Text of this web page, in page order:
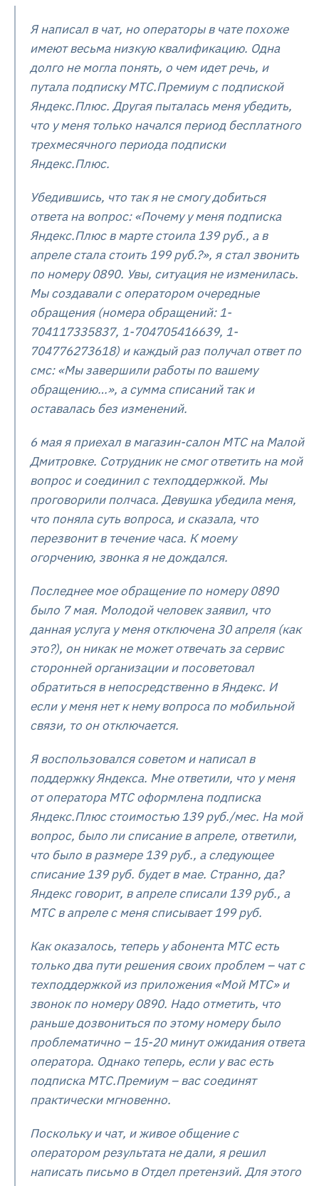
Я написал в чат, но операторы в чате похоже
имеют весьма низкую квалификацию. Одна
долго не могла понять, о чем идет речь, и
путала подписку МТС.Премиум с подпиской
Яндекс.Плюс. Другая пыталась меня убедить,
что у меня только начался период бесплатного
трехмесячного периода подписки
Яндекс.Плюс.
Убедившись, что так я не смогу добиться
ответа на вопрос: «Почему у меня подписка
Яндекс.Плюс в марте стоила 139 руб., а в
апреле стала стоить 199 руб.?», я стал звонить
по номеру 0890. Увы, ситуация не изменилась.
Мы создавали с оператором очередные
обращения (номера обращений: 1-
704117335837, 1-704705416639, 1-
704776273618) и каждый раз получал ответ по
смс: «Мы завершили работы по вашему
обращению…», а сумма списаний так и
оставалась без изменений.
6 мая я приехал в магазин-салон МТС на Малой
Дмитровке. Сотрудник не смог ответить на мой
вопрос и соединил с техподдержкой. Мы
проговорили полчаса. Девушка убедила меня,
что поняла суть вопроса, и сказала, что
перезвонит в течение часа. К моему
огорчению, звонка я не дождался.
Последнее мое обращение по номеру 0890
было 7 мая. Молодой человек заявил, что
данная услуга у меня отключена 30 апреля (как
это?), он никак не может отвечать за сервис
сторонней организации и посоветовал
обратиться в непосредственно в Яндекс. И
если у меня нет к нему вопроса по мобильной
связи, то он отключается.
Я воспользовался советом и написал в
поддержку Яндекса. Мне ответили, что у меня
от оператора МТС оформлена подписка
Яндекс.Плюс стоимостью 139 руб./мес. На мой
вопрос, было ли списание в апреле, ответили,
что было в размере 139 руб., а следующее
списание 139 руб. будет в мае. Странно, да?
Яндекс говорит, в апреле списали 139 руб., а
МТС в апреле с меня списывает 199 руб.
Как оказалось, теперь у абонента МТС есть
только два пути решения своих проблем – чат с
техподдержкой из приложения «Мой МТС» и
звонок по номеру 0890. Надо отметить, что
раньше дозвониться по этому номеру было
проблематично – 15-20 минут ожидания ответа
оператора. Однако теперь, если у вас есть
подписка МТС.Премиум – вас соединят
практически мгновенно.
Поскольку и чат, и живое общение с
оператором результата не дали, я решил
написать письмо в Отдел претензий. Для этого